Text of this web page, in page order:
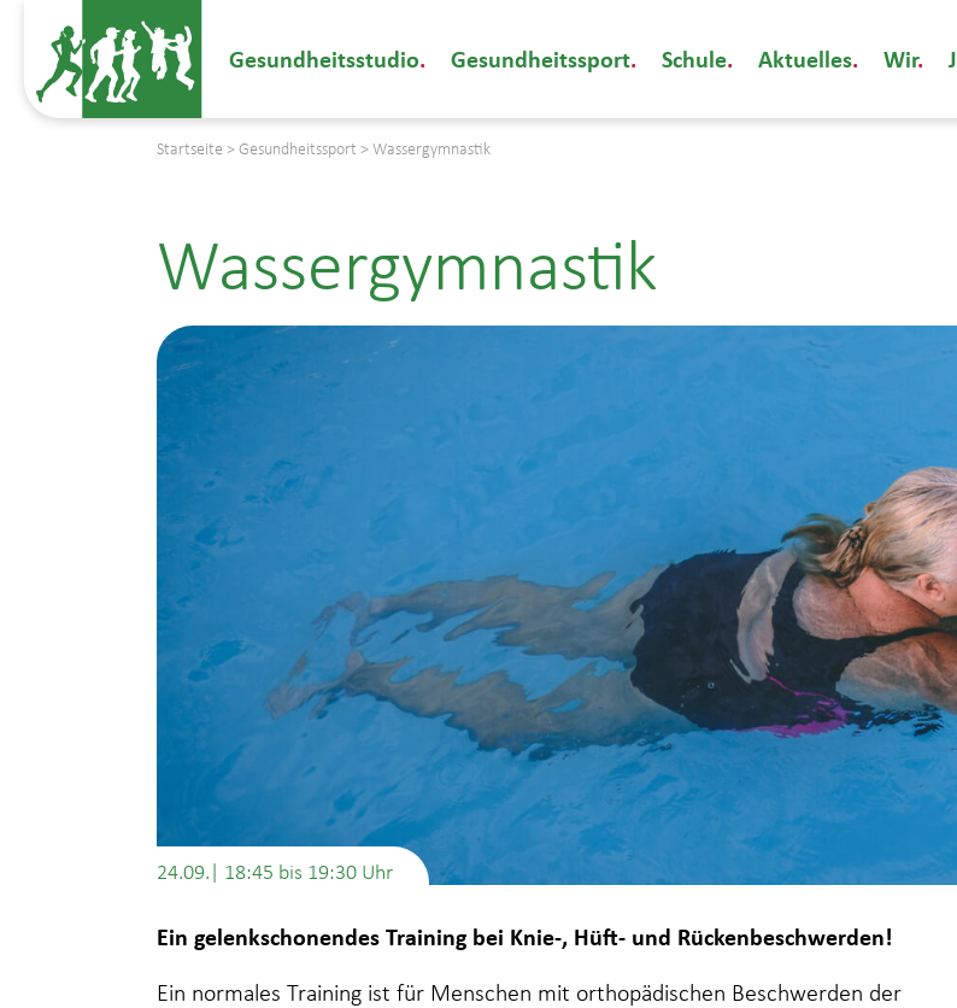
Gesundheitsstudio Gesundheitssport Schule Aktuelles Wir
Startseite > Gesundheitssport > Wassergymnastik
Wassergymnastik
24.09.| 18:45 bis 19:30
Ein gelenkschonendes Training bei Knie-, Hüft- und Rückenbeschwerden!
Ein normales Training ist für Menschen mit orthopädischen Beschwerden der